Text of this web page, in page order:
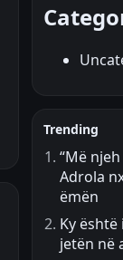
Trending
“Më
Adrola
ëmën
Ky
jetën në